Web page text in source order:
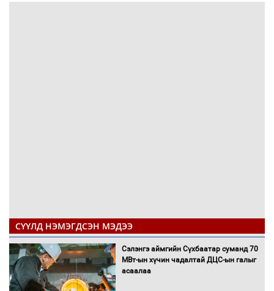
СҮҮЛД НЭМЭГДСЭН МЭДЭЭ
Сэлэнгэ аймгийн Сүхбаатар суманд 70
МВт-ын хүчин чадалтай ДЦС-ын галыг
асаалаа